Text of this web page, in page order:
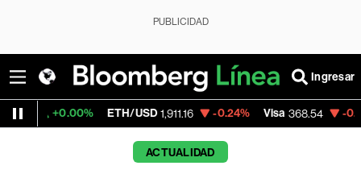
PUBLICIDAD
Ingresar
ETH/USD 1,911.16 -0.24% Visa 368.54 -0.28%
ACTUALIDAD